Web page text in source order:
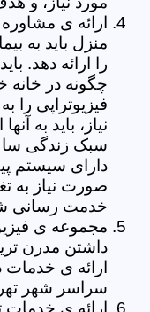
ارائه ی مشاوره
منزل باید به
را ارائه دهد.
چگونه در خانه
فیزیوتراپی را
نیاز، باید به
سبک زندگی
دارای سیستم
صورت نیاز به
خدمت رسانی
مجموعه ی
داشتن مدرن
ارائه ی خدمات
سراسر شهر
ارائه ی خدمات